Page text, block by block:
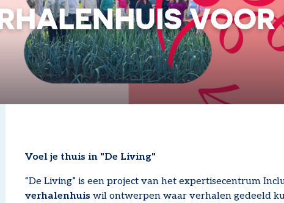
VOOR
Voel je thuis in "De Living"
“De Living” is een project van het expertisecentrum
verhalenhuis wil ontwerpen waar verhalen gedeeld